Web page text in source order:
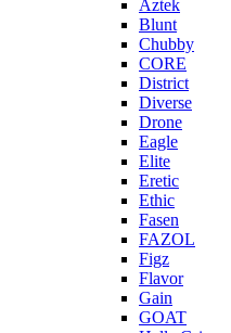
Aztek
Blunt
Chubby
CORE
District
Diverse
Drone
Eagle
Elite
Eretic
Ethic
Fasen
FAZOL
Figz
Flavor
Gain
GOAT